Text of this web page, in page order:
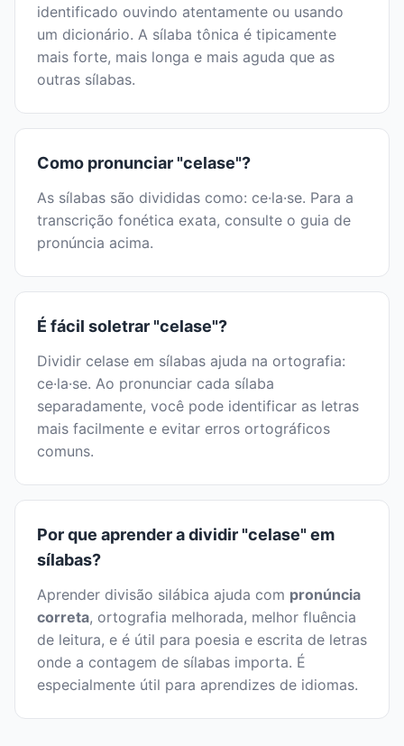
identificado ouvindo atentamente ou usando
um dicionário. A sílaba tônica é tipicamente
mais forte, mais longa e mais aguda que as
outras sílabas.
Como pronunciar "celase"?
As sílabas são divididas como: ce·la·se. Para a
transcrição fonética exata, consulte o guia de
pronúncia acima.
É fácil soletrar "celase"?
Dividir celase em sílabas ajuda na ortografia:
ce·la·se. Ao pronunciar cada sílaba
separadamente, você pode identificar as letras
mais facilmente e evitar erros ortográficos
comuns.
Por que aprender a dividir "celase" em
sílabas?
Aprender divisão silábica ajuda com pronúncia
correta, ortografia melhorada, melhor fluência
de leitura, e é útil para poesia e escrita de letras
onde a contagem de sílabas importa. É
especialmente útil para aprendizes de idiomas.